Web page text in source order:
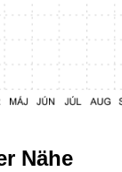
Nähe